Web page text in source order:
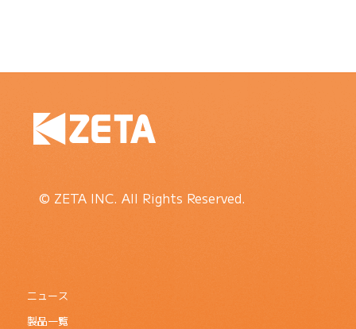
© ZETA INC. All Rights Reserved.
ニュース
製品一覧